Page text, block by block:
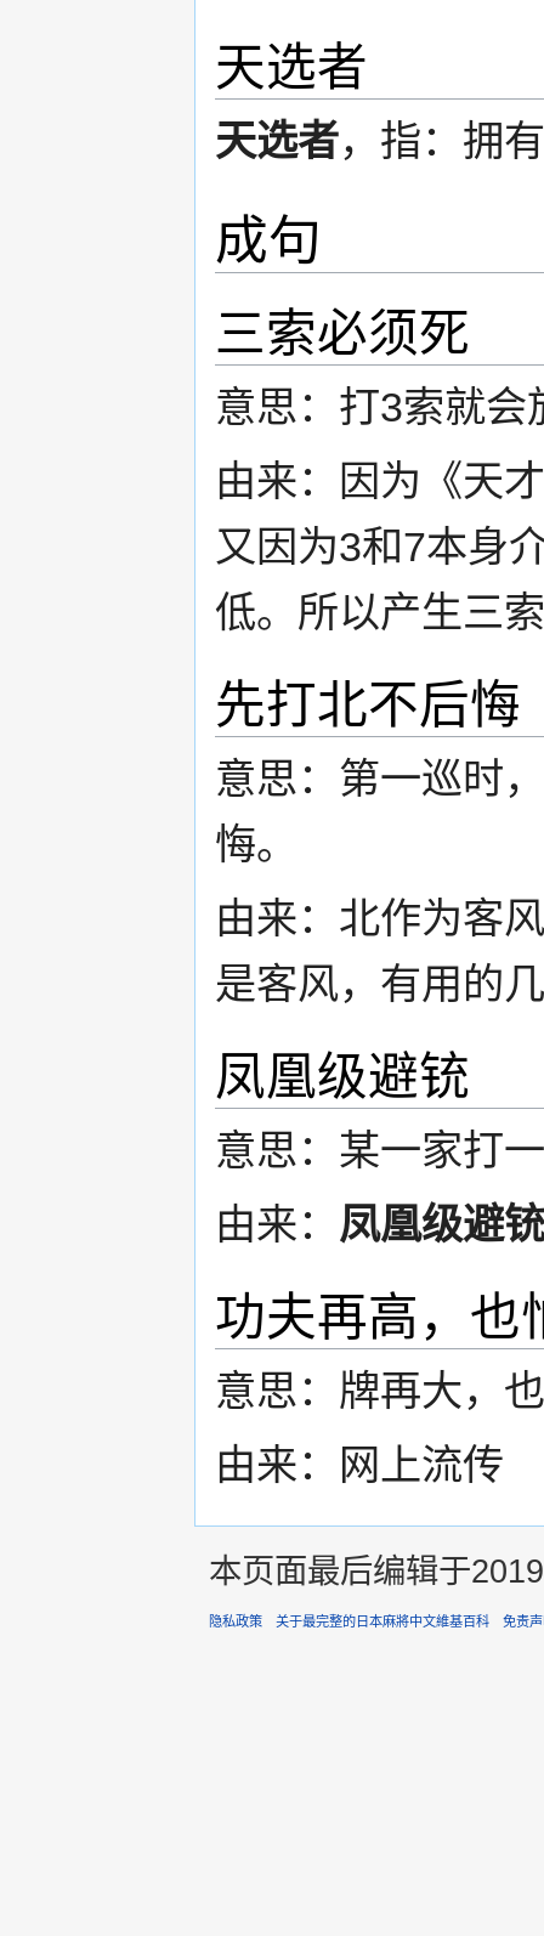
天选者
天选者，指：拥
成句
三索必须死
意思：打3索就会
由来：因为《天
又因为3和7本身
低。所以产生三
先打北不后悔
意思：第一巡时
悔。
由来：北作为客
是客风，有用的
凤凰级避铳
意思：某一家打
由来： 凤凰级避铳
功夫再高，也
意思：牌再大，
由来：网上流传
本页面最后编辑于
隐私政策 关于最完整的日本麻將中文維基百科 免责